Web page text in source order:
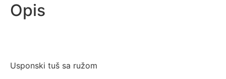
Opis
Usponski tuš sa ružom